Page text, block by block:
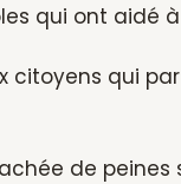
qui ont aidé
citoyens qui
de